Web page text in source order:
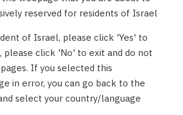
10-
PD1U02282526
PD1U03042521
PD1U03062521
PD1U03072521
PD1U04252521
PD1U09052421
PD1U11062421
reserved for residents of Israel.
of Israel, please click 'Yes' to
please click 'No' to exit and do not
If you selected this
in error, you can go back to the
select your country/language.